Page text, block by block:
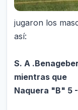
jugaron los
así:
S. A
mientras que
Naquera "B" 5